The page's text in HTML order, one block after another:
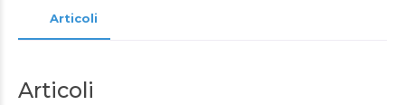
Articoli
Articoli